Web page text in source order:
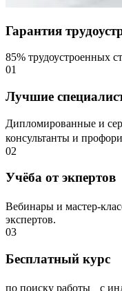
Гарантия
85% трудоустроенных
01
Лучшие
Дипломированные и
консультанты и
02
Учёба от экпертов
Вебинары и мастер-
экспертов.
03
Бесплатный курс
по поиску работы с